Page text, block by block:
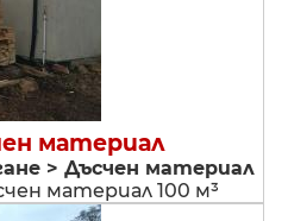
материал
> Дъсчен материал
материал 100 м³